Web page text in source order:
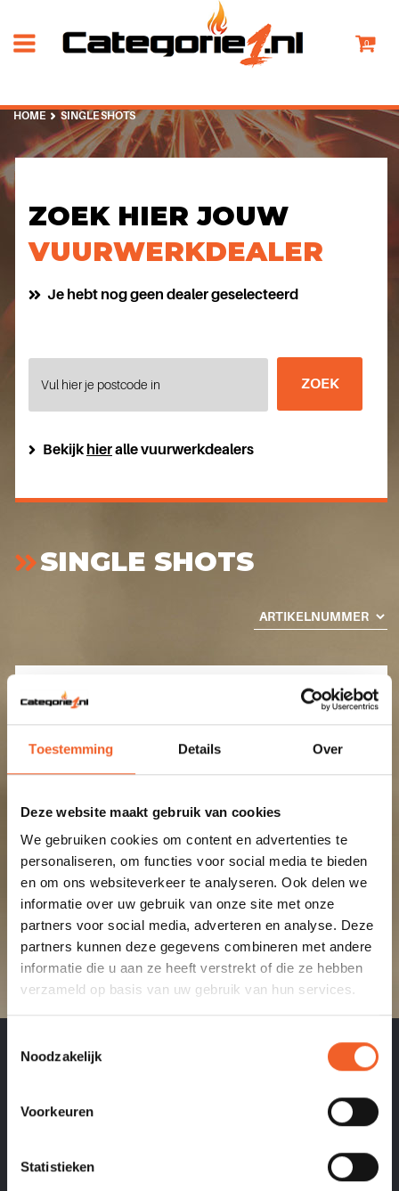
Toestemming Details Over
Deze website maakt gebruik van cookies
We gebruiken cookies om content en advertenties te
personaliseren, om functies voor social media te bieden
en om ons websiteverkeer te analyseren. Ook delen we
informatie over uw gebruik van onze site met onze
partners voor social media, adverteren en analyse. Deze
partners kunnen deze gegevens combineren met andere
informatie die u aan ze heeft verstrekt of die ze hebben
verzameld op basis van uw gebruik van hun services.
Noodzakelijk
Voorkeuren
Statistieken
0
HOME SINGLE SHOTS
ZOEK HIER JOUW
VUURWERKDEALER
Je hebt nog geen dealer geselecteerd
Bekijk hieralle vuurwerkdealers
SINGLE SHOTS
MASTER MINES
6 STUKS
€ 3,99